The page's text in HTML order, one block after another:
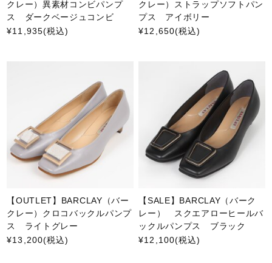
クレー）異素材コンビパンプ
ス ダークベージュコンビ
¥11,935(税込)
クレー）ストラップソフトパン
プス アイボリー
¥12,650(税込)
【OUTLET】BARCLAY（バー
クレー）クロコバックルパンプ
ス ライトグレー
¥13,200(税込)
【SALE】BARCLAY（バーク
レー） スクエアローヒールバ
ックルパンプス ブラック
¥12,100(税込)